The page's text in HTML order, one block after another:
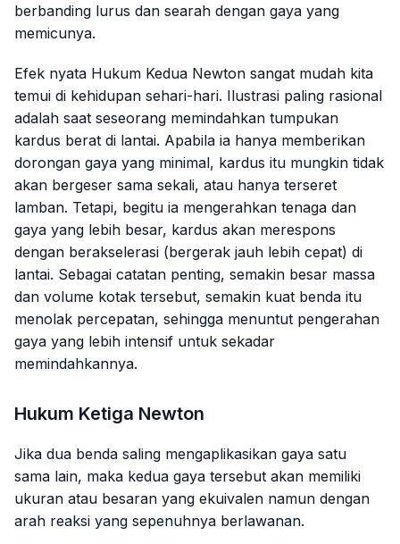
berbanding lurus dan searah dengan gaya yang
memicunya.
Efek nyata Hukum Kedua Newton sangat mudah kita
temui di kehidupan sehari-hari. Ilustrasi paling rasional
adalah saat seseorang memindahkan tumpukan
kardus berat di lantai. Apabila ia hanya memberikan
dorongan gaya yang minimal, kardus itu mungkin tidak
akan bergeser sama sekali, atau hanya terseret
lamban. Tetapi, begitu ia mengerahkan tenaga dan
gaya yang lebih besar, kardus akan merespons
dengan berakselerasi (bergerak jauh lebih cepat) di
lantai. Sebagai catatan penting, semakin besar massa
dan volume kotak tersebut, semakin kuat benda itu
menolak percepatan, sehingga menuntut pengerahan
gaya yang lebih intensif untuk sekadar
memindahkannya.
Hukum Ketiga Newton
Jika dua benda saling mengaplikasikan gaya satu
sama lain, maka kedua gaya tersebut akan memiliki
ukuran atau besaran yang ekuivalen namun dengan
arah reaksi yang sepenuhnya berlawanan.